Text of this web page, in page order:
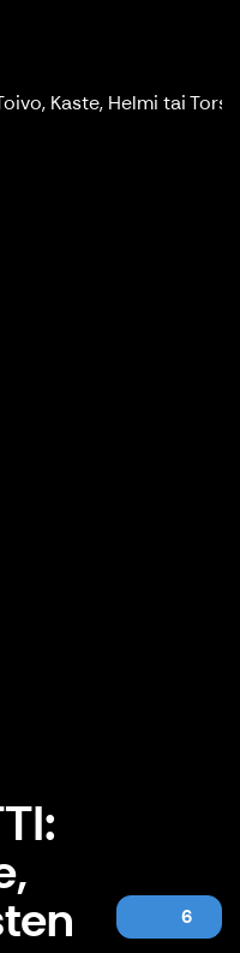
Kaste, Helmi tai
6
LAHJAKORTTI: Toivo, Kaste, Helmi tai Torsten